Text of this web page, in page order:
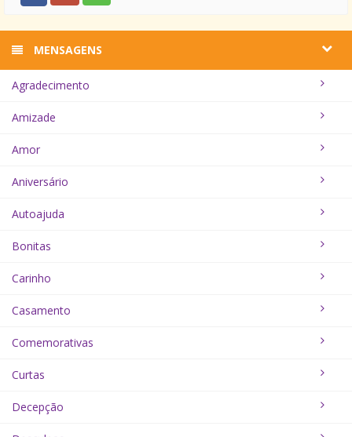
MENSAGENS
Agradecimento
Amizade
Amor
Aniversário
Autoajuda
Bonitas
Carinho
Casamento
Comemorativas
Curtas
Decepção